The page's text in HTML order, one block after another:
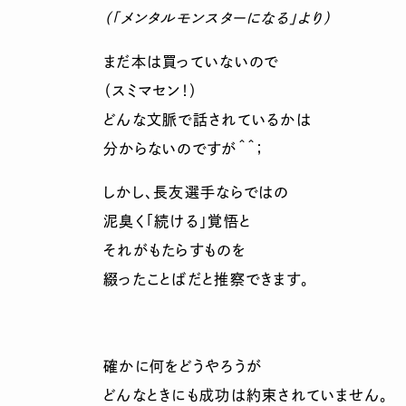
（「メンタルモンスターになる」より）
まだ本は買っていないので
（スミマセン！）
どんな文脈で話されているかは
分からないのですが＾＾；
しかし、長友選手ならではの
泥臭く「続ける」覚悟と
それがもたらすものを
綴ったことばだと推察できます。
確かに何をどうやろうが
どんなときにも成功は約束されていません。